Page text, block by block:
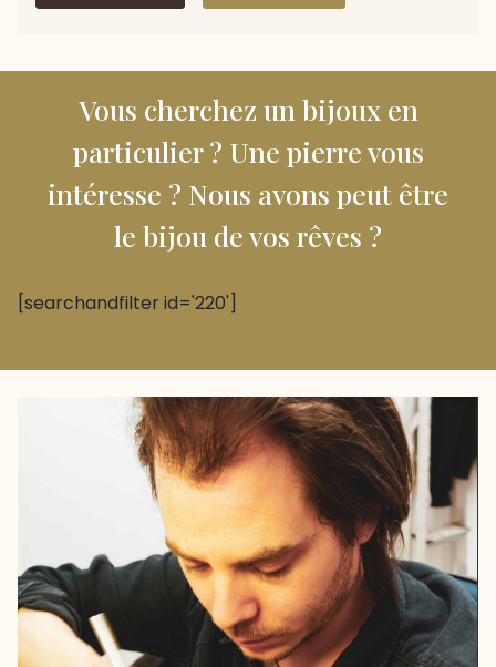
Vous cherchez un bijoux en
particulier ? Une pierre vous
intéresse ? Nous avons peut être
le bijou de vos rêves ?
[searchandfilter id='220']